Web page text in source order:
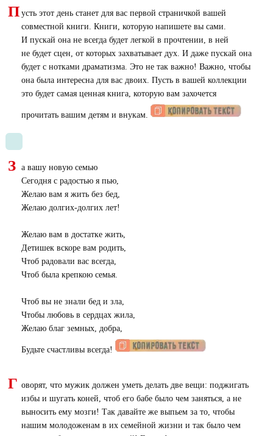
П усть этот день станет для вас первой страничкой вашей
совместной книги. Книги, которую напишете вы сами.
И пускай она не всегда будет легкой в прочтении, в ней
не будет сцен, от которых захватывает дух. И даже пускай она
будет с нотками драматизма. Это не так важно! Важно, чтобы
она была интересна для вас двоих. Пусть в вашей коллекции
это будет самая ценная книга, которую вам захочется
прочитать вашим детям и внукам.
З
а вашу новую семью
Сегодня с радостью я пью,
Желаю вам я жить без бед,
Желаю долгих-долгих лет!
Желаю вам в достатке жить,
Детишек вскоре вам родить,
Чтоб радовали вас всегда,
Чтоб была крепкою семья.
Чтоб вы не знали бед и зла,
Чтобы любовь в сердцах жила,
Желаю благ земных, добра,
Будьте счастливы всегда!
Г оворят, что мужик должен уметь делать две вещи: поджигать
избы и шугать коней, чтоб его бабе было чем заняться, а не
выносить ему мозги! Так давайте же выпьем за то, чтобы
нашим молодоженам в их семейной жизни и так было чем